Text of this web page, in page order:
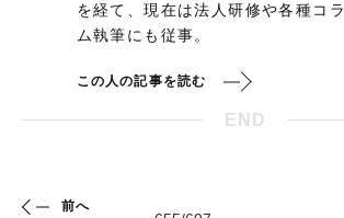
を経て、現在は法人研修や各種コラ
ム執筆にも従事。
この人の記事を読む
END
前へ